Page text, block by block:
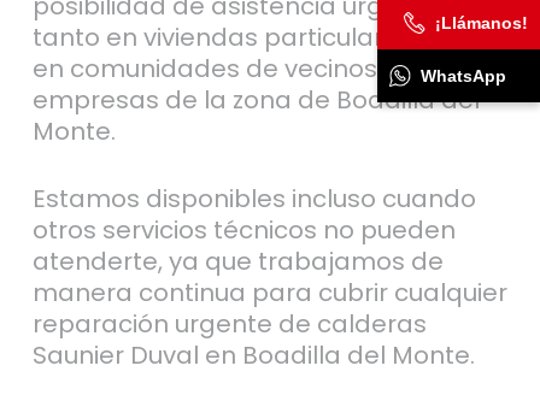
tanto en viviendas particulares como
en comunidades de vecinos o
empresas de la zona de Boadilla del
Monte.
Estamos disponibles incluso cuando
otros servicios técnicos no pueden
atenderte, ya que trabajamos de
manera continua para cubrir cualquier
reparación urgente de calderas
Saunier Duval en Boadilla del Monte.
¡Llámanos!
WhatsApp